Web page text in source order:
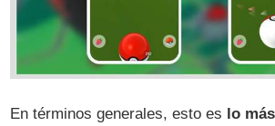
En términos generales, esto es lo